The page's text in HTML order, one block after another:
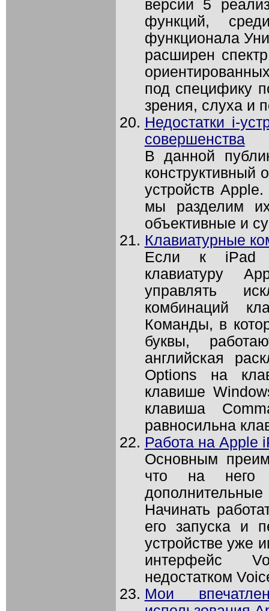
версии 5
функций,
функционала
расширен
под специфику
зрения, слуха и
Недостатки i-
совершенства
В данной
конструктивный
устройств
мы разделим
объективные и
Клавиатурные
Если к iPad
клавиатуру
управлять
комбинаций
Команды, в
буквы,
английская
Options на
клавише
клавиша
равносильна
Работа на Apple
Основным
что на него
Начинать
его запуска и
устройстве уже
интерфейс
недостатком
Мои